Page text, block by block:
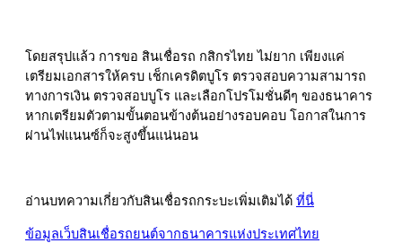
โดยสรุปแล้ว การขอ สินเชื่อรถ กสิกรไทย ไม่ยาก เพียงแค่
เตรียมเอกสารให้ครบ เช็กเครดิตบูโร ตรวจสอบความสามารถ
ทางการเงิน ตรวจสอบบูโร และเลือกโปรโมชั่นดีๆ ของธนาคาร
หากเตรียมตัวตามขั้นตอนข้างต้นอย่างรอบคอบ โอกาสในการ
ผ่านไฟแนนซ์ก็จะสูงขึ้นแน่นอน
อ่านบทความเกี่ยวกับสินเชื่อรถกระบะเพิ่มเติมได้ ที่นี่
ข้อมูลเว็บสินเชื่อรถยนต์จากธนาคารแห่งประเทศไทย